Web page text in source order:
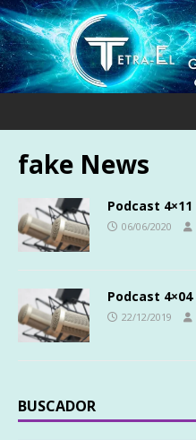
fake News
Podcast 4×11
06/06/2020
Podcast 4×04
22/12/2019
BUSCADOR